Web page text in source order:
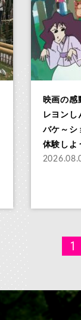
映画の感
レヨンし
バケ～シ
体験しよ
1